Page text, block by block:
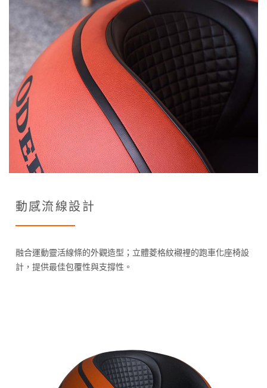
動感流線設計
融合運動靈活線條的外觀造型；立體菱格紋襯裡的跑車化座椅設
計，提供最佳包覆性與支撐性。